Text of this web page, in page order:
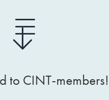
to CINT-members!